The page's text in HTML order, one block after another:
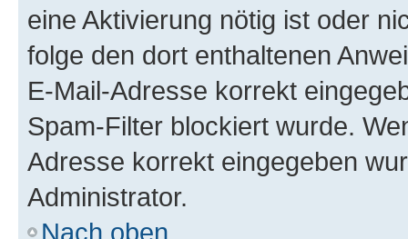
eine Aktivierung nötig ist oder
folge den dort enthaltenen
E-Mail-Adresse korrekt
Spam-Filter blockiert wurde.
Adresse korrekt eingegeben
Administrator.
Nach oben